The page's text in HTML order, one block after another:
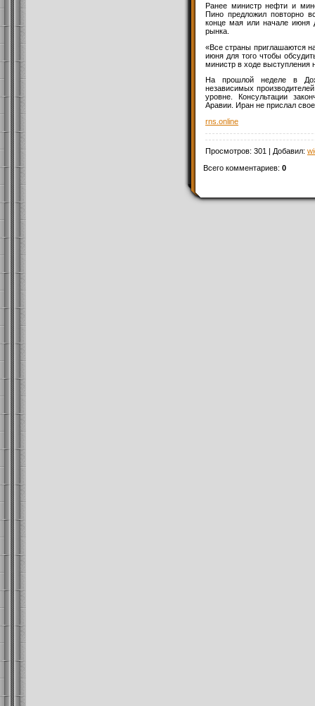
Ранее министр нефти и
Пино предложил повторно
конце мая или начале июня
рынка.
«Все страны приглашаются
июня для того чтобы
министр в ходе
На прошлой неделе в
независимых
уровне. Консультации
Аравии. Иран не прислал
rns.online
Просмотров: 301 | Добавил:
Всего комментариев: 0